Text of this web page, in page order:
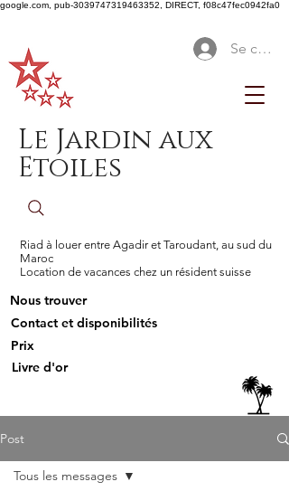
google.com, pub-3039747319463352, DIRECT, f08c47fec0942fa0
Se
Le Jardin aux
Etoiles
Riad à louer entre Agadir et Taroudant, au sud du
Maroc
Location de vacances chez un résident suisse
Nous trouver
Contact et disponibilités
Prix
Livre d'or
Post
Tous les messages